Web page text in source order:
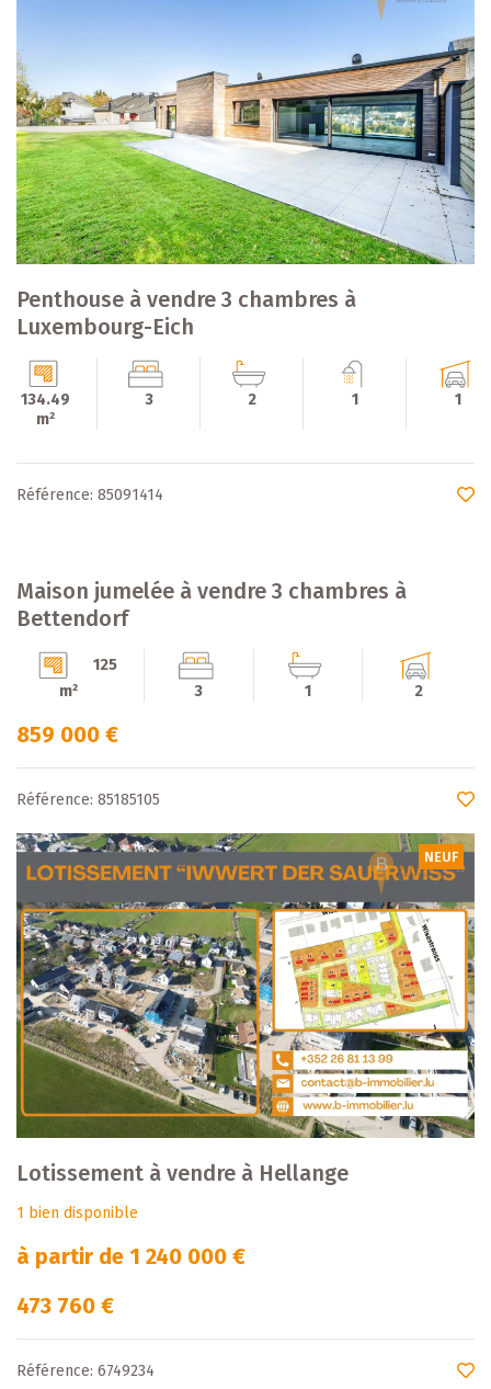
Penthouse à vendre 3 chambres à
Luxembourg-Eich
134.49
m²
3 2 1 1
Référence: 85091414
Maison jumelée à vendre 3 chambres à
Bettendorf
125
m²
3 1 2
859 000 €
Référence: 85185105
NEUF
Lotissement à vendre à Hellange
1 bien disponible
à partir de 1 240 000 €
473 760 €
Référence: 6749234